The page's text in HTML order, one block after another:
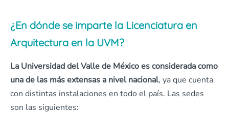
¿En dónde se imparte la Licenciatura en
Arquitectura en la UVM?
La Universidad del Valle de Méxicoes considerada como
una de las más extensas a nivel nacional, ya que cuenta
con distintas instalaciones en todo el país. Las sedes
son las siguientes: